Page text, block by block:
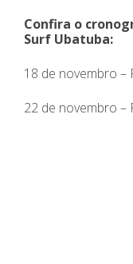
Confira o
Surf Ubatuba:
18 de novembro –
22 de novembro –